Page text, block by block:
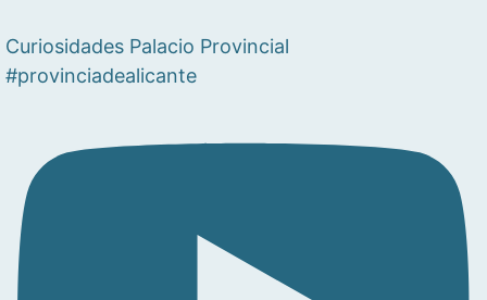
Curiosidades Palacio Provincial
#provinciadealicante